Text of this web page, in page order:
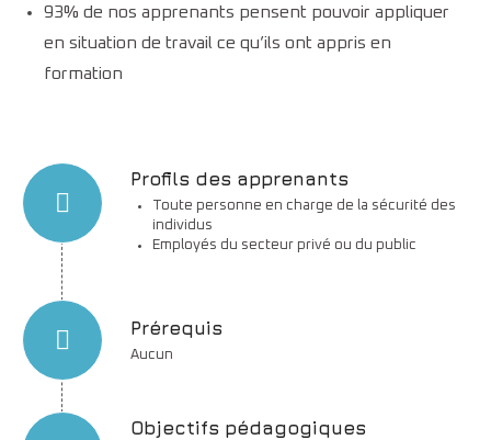
93% de nos apprenants pensent pouvoir appliquer
en situation de travail ce qu’ils ont appris en
formation
Profils des apprenants
Toute personne en charge de la sécurité des
individus
Employés du secteur privé ou du public
Prérequis
Aucun
Objectifs pédagogiques